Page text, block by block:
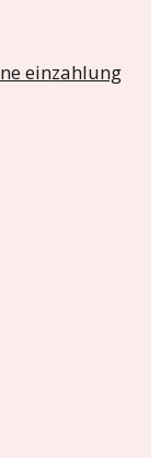
einzahlung